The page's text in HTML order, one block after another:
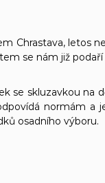
Chrastava, letos
se nám již
se skluzavkou na
normám a
osadního výboru.